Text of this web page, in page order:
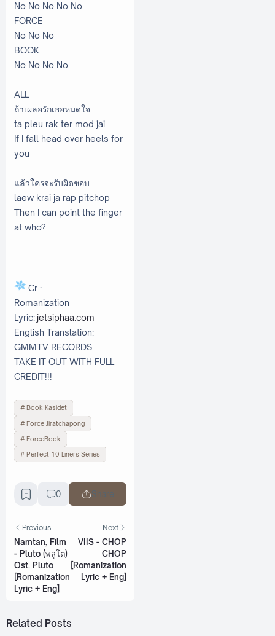
No No No No No
FORCE
No No No
BOOK
No No No No
ALL
ถ้าเผลอรักเธอหมดใจ
ta pleu rak ter mod jai
If I fall head over heels for
you
แล้วใครจะรับผิดชอบ
laew krai ja rap pitchop
Then I can point the finger
at who?
Cr :
Romanization
Lyric:jetsiphaa.com
English Translation:
GMMTV RECORDS
TAKE IT OUT WITH FULL
CREDIT!!!
Book Kasidet
Force Jiratchapong
ForceBook
Perfect 10 Liners Series
0 Share
Previous
Namtan, Film
- Pluto (พลูโต)
Ost. Pluto
[Romanization
Lyric + Eng]
Next
VIIS - CHOP
CHOP
[Romanization
Lyric + Eng]
Related Posts